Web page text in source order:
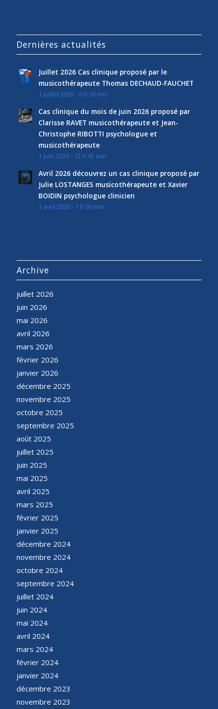
Dernières actualités
Juillet 2026 Cas clinique proposé par le
musicothérapeute Thomas DECHAUD-FAUCHET
1 juillet 2026 - 6 h 00 min
Cas clinique du mois de juin 2026 proposé par
Clarisse RAVET musicothérapeute et Jean-
Christophe RIBOTTI psychologue et
musicothérapeute
1 juin 2026 - 12 h 45 min
Avril 2026 découvrez un cas clinique proposé par
Julie LOSTANGES musicothérapeute et Xavier
BOIDIN psychologue clinicien
1 avril 2026 - 7 h 00 min
Archive
juillet 2026
juin 2026
mai 2026
avril 2026
mars 2026
février 2026
janvier 2026
décembre 2025
novembre 2025
octobre 2025
septembre 2025
août 2025
juillet 2025
juin 2025
mai 2025
avril 2025
mars 2025
février 2025
janvier 2025
décembre 2024
novembre 2024
octobre 2024
septembre 2024
juillet 2024
juin 2024
mai 2024
avril 2024
mars 2024
février 2024
janvier 2024
décembre 2023
novembre 2023